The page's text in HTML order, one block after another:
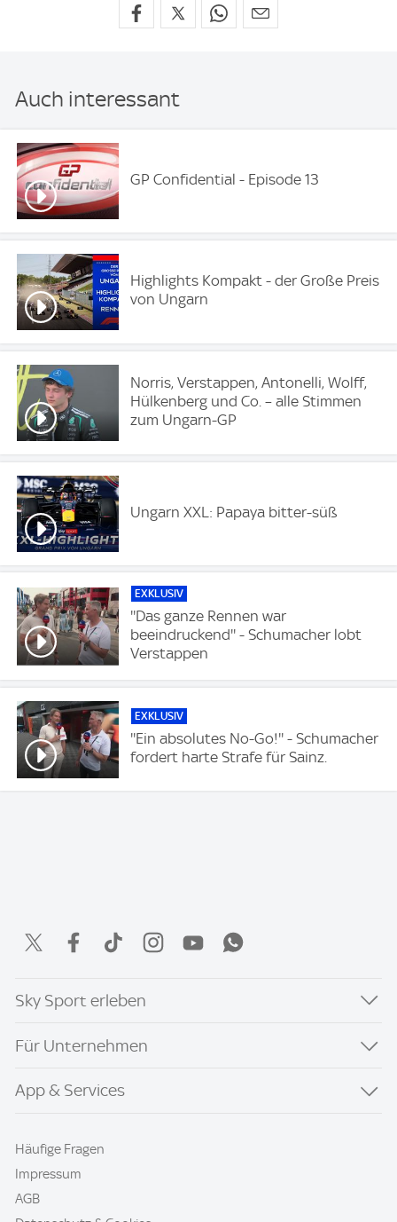
Auch interessant
GP Confidential - Episode 13
Highlights Kompakt - der Große Preis
von Ungarn
Norris, Verstappen, Antonelli, Wolff,
Hülkenberg und Co. – alle Stimmen
zum Ungarn-GP
Ungarn XXL: Papaya bitter-süß
EXKLUSIV
''Das ganze Rennen war
beeindruckend'' - Schumacher lobt
Verstappen
EXKLUSIV
''Ein absolutes No-Go!'' - Schumacher
fordert harte Strafe für Sainz.
Sky Sport erleben
Für Unternehmen
App & Services
Häufige Fragen
Impressum
AGB